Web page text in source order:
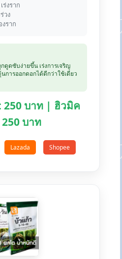
ร่งราก
วง
ราก
ดซับง่ายขึ้น เร่งการเจริญ
การออกดอกได้ดีกว่าใช้เดี่ยว
250 บาท | ฮิวมิค
บาท
Lazada Shopee